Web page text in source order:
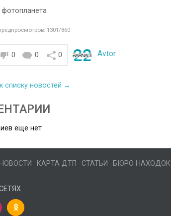
1301/860
0 0 0 Avtor
списку новостей →
еще нет
НОВОСТИ КАРТА ДТП СТАТЬИ БЮРО НАХОДОК